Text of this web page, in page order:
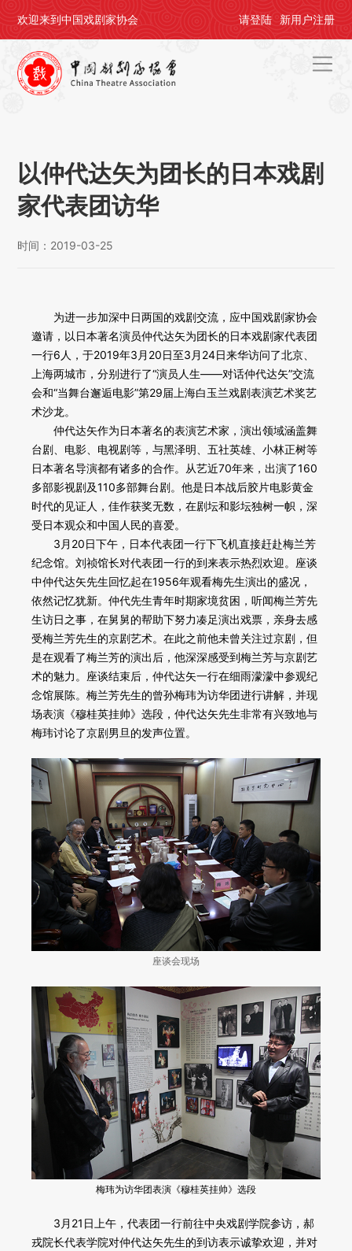
欢迎来到中国戏剧家协会 请登陆 新用户注册
首页
剧协公告
戏剧活动
会员中心
人才培养
对外交流
刊物出版
戏剧视频
大事记
以仲代达矢为团长的日本戏剧
家代表团访华
时间：2019-03-25
为进一步加深中日两国的戏剧交流，应中国戏剧家协会
邀请，以日本著名演员仲代达矢为团长的日本戏剧家代表团
一行6人，于2019年3月20日至3月24日来华访问了北京、
上海两城市，分别进行了“演员人生——对话仲代达矢”交流
会和“当舞台邂逅电影”第29届上海白玉兰戏剧表演艺术奖艺
术沙龙。
仲代达矢作为日本著名的表演艺术家，演出领域涵盖舞
台剧、电影、电视剧等，与黑泽明、五社英雄、小林正树等
日本著名导演都有诸多的合作。从艺近70年来，出演了160
多部影视剧及110多部舞台剧。他是日本战后胶片电影黄金
时代的见证人，佳作获奖无数，在剧坛和影坛独树一帜，深
受日本观众和中国人民的喜爱。
3月20日下午，日本代表团一行下飞机直接赶赴梅兰芳
纪念馆。刘祯馆长对代表团一行的到来表示热烈欢迎。座谈
中仲代达矢先生回忆起在1956年观看梅先生演出的盛况，
依然记忆犹新。仲代先生青年时期家境贫困，听闻梅兰芳先
生访日之事，在舅舅的帮助下努力凑足演出戏票，亲身去感
受梅兰芳先生的京剧艺术。在此之前他未曾关注过京剧，但
是在观看了梅兰芳的演出后，他深深感受到梅兰芳与京剧艺
术的魅力。座谈结束后，仲代达矢一行在细雨濛濛中参观纪
念馆展陈。梅兰芳先生的曾孙梅玮为访华团进行讲解，并现
场表演《穆桂英挂帅》选段，仲代达矢先生非常有兴致地与
梅玮讨论了京剧男旦的发声位置。
座谈会现场
梅玮为访华团表演《穆桂英挂帅》选段
3月21日上午，代表团一行前往中央戏剧学院参访，郝
戎院长代表学院对仲代达矢先生的到访表示诚挚欢迎，并对